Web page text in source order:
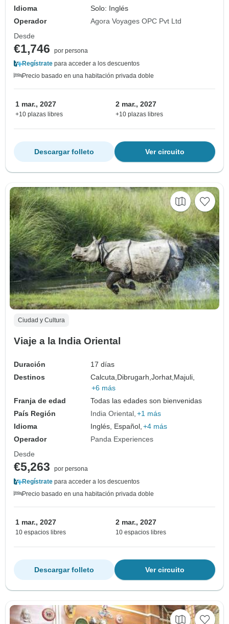
Idioma
Solo: Inglés
Operador
Agora Voyages OPC Pvt Ltd
Desde
€1,746
por persona
Regístrate para acceder a los descuentos
Precio basado en una habitación privada doble
1 mar., 2027
+10 plazas libres
2 mar., 2027
+10 plazas libres
Ver circuito
Descargar folleto
Ciudad y Cultura
Viaje a la India Oriental
Duración
17 días
Destinos
Calcuta, Dibrugarh,Jorhat, Majuli,
+6 más
Franja de edad
Todas las edades son bienvenidas
País Región
India Oriental +1 más
Idioma
Inglés, Español, +4 más
Operador
Panda Experiences
Desde
€5,263
por persona
Regístrate para acceder a los descuentos
Precio basado en una habitación privada doble
1 mar., 2027
10 espacios libres
2 mar., 2027
10 espacios libres
Ver circuito
Descargar folleto